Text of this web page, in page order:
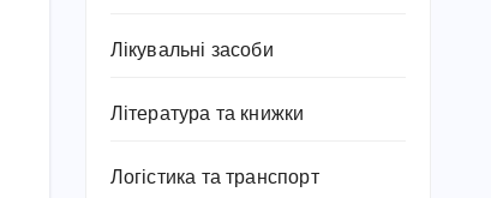
Лікувальні засоби
Література та книжки
Логістика та транспорт